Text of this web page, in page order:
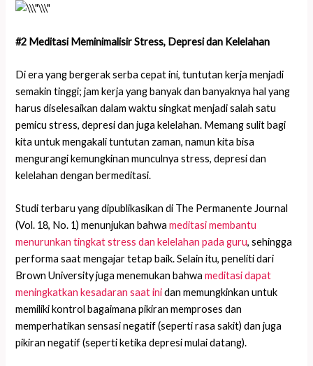
#2 Meditasi Meminimalisir Stress, Depresi dan Kelelahan
Di era yang bergerak serba cepat ini, tuntutan kerja menjadi
semakin tinggi; jam kerja yang banyak dan banyaknya hal yang
harus diselesaikan dalam waktu singkat menjadi salah satu
pemicu stress, depresi dan juga kelelahan. Memang sulit bagi
kita untuk mengakali tuntutan zaman, namun kita bisa
mengurangi kemungkinan munculnya stress, depresi dan
kelelahan dengan bermeditasi.
Studi terbaru yang dipublikasikan di The Permanente Journal
(Vol. 18, No. 1) menunjukan bahwameditasi membantu
menurunkan tingkat stress dan kelelahan pada guru, sehingga
performa saat mengajar tetap baik. Selain itu, peneliti dari
Brown University juga menemukan bahwameditasi dapat
meningkatkan kesadaran saat inidan memungkinkan untuk
memiliki kontrol bagaimana pikiran memproses dan
memperhatikan sensasi negatif (seperti rasa sakit) dan juga
pikiran negatif (seperti ketika depresi mulai datang).